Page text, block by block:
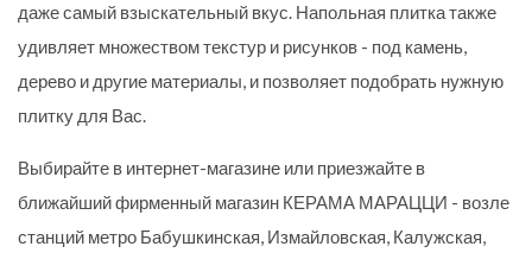
даже самый взыскательный вкус. Напольная плитка также
удивляет множеством текстур и рисунков - под камень,
дерево и другие материалы, и позволяет подобрать нужную
плитку для Вас.
Выбирайте в интернет-магазине или приезжайте в
ближайший фирменный магазин КЕРАМА МАРАЦЦИ - возле
станций метро Бабушкинская, Измайловская, Калужская,